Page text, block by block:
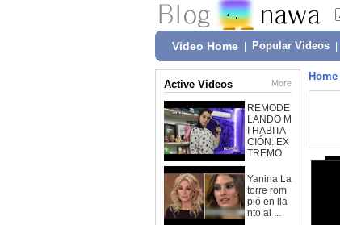
Video Home Popular Videos
Active Videos More
REMODE
LANDO M
I HABITA
CIÓN: EX
TREMO
Yanina La
torre rom
pió en lla
nto al ...
Home